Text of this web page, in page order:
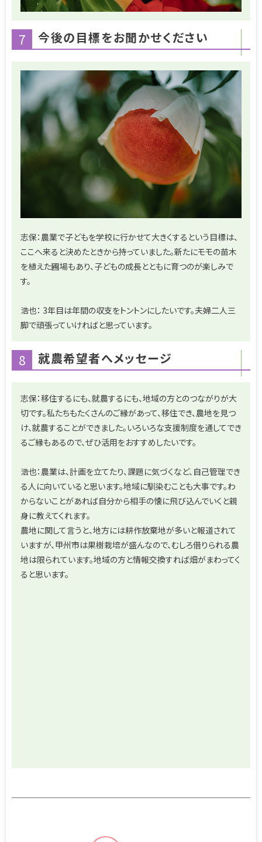
7 今後の目標をお聞かせください
志保：農業で子どもを学校に行かせて大きくするという目標は、
ここへ来ると決めたときから持っていました。新たにモモの苗木
を植えた圃場もあり、子どもの成長とともに育つのが楽しみで
す。
浩也： 3年目は年間の収支をトントンにしたいです。夫婦二人三
脚で頑張っていければと思っています。
8 就農希望者へメッセージ
志保：移住するにも、就農するにも、地域の方とのつながりが大
切です。私たちもたくさんのご縁があって、移住でき、農地を見つ
け、就農することができました。いろいろな支援制度を通してでき
るご縁もあるので、ぜひ活用をおすすめしたいです。
浩也：農業は、計画を立てたり、課題に気づくなど、自己管理でき
る人に向いていると思います。地域に馴染むことも大事です。わ
からないことがあれば自分から相手の懐に飛び込んでいくと親
身に教えてくれます。
農地に関して言うと、地方には耕作放棄地が多いと報道されて
いますが、甲州市は果樹栽培が盛んなので、むしろ借りられる農
地は限られています。地域の方と情報交換すれば畑がまわってく
ると思います。